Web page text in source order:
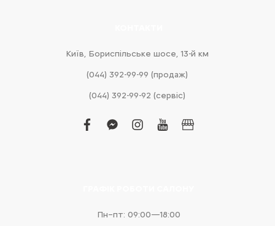
Київ, Бориспільське шосе, 13-й км
(044) 392-99-99 (продаж)
(044) 392-99-92 (сервіс)
facebook
facebook-
instagram
youtubebusiness
Пн–пт: 09:00—18:00